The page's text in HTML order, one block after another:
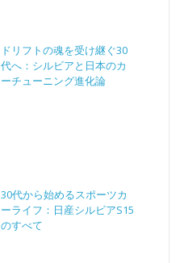
ドリフトの魂を受け継ぐ30
代へ：シルビアと日本のカ
ーチューニング進化論
30代から始めるスポーツカ
ーライフ：日産シルビアS15
のすべて